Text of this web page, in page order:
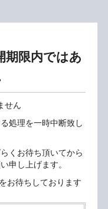
期限内ではあ
せん
処理を一時中断致し
くお待ち頂いてから
申し上げます。
お待ちしております